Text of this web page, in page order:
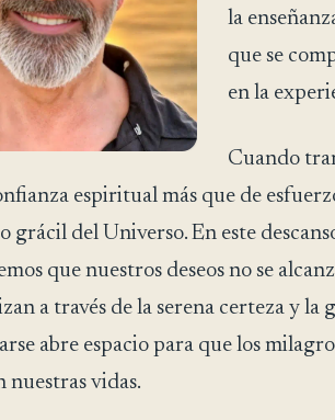
la
que se
en la
Cuando
espiritual más que de
grácil del Universo. En este
que nuestros deseos no se
a través de la serena certeza y
abre espacio para que los
nuestras vidas.